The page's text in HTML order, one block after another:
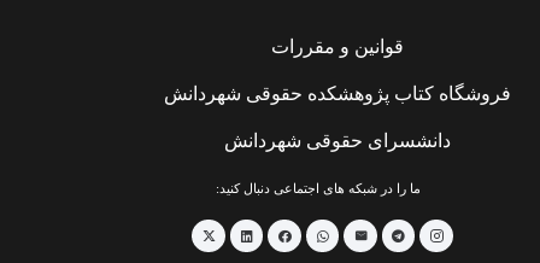
قوانین و مقررات
فروشگاه کتاب پژوهشکده حقوقی شهردانش
دانشسرای حقوقی شهردانش
ما را در شبکه های اجتماعی دنبال کنید: